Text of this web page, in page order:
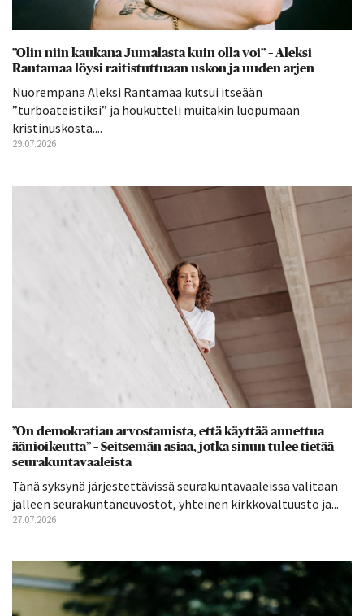
”Olin niin kaukana Jumalasta kuin olla voi” – Aleksi
Rantamaa löysi raitistuttuaan uskon ja uuden arjen
Nuorempana Aleksi Rantamaa kutsui itseään
”turboateistiksi” ja houkutteli muitakin luopumaan
kristinuskosta....
29.07.2026
”On demokratian arvostamista, että käyttää annettua
äänioikeutta” – Seitsemän asiaa, jotka sinun tulee tietää
seurakuntavaaleista
Tänä syksynä järjestettävissä seurakuntavaaleissa valitaan
jälleen seurakuntaneuvostot, yhteinen kirkkovaltuusto ja...
27.07.2026